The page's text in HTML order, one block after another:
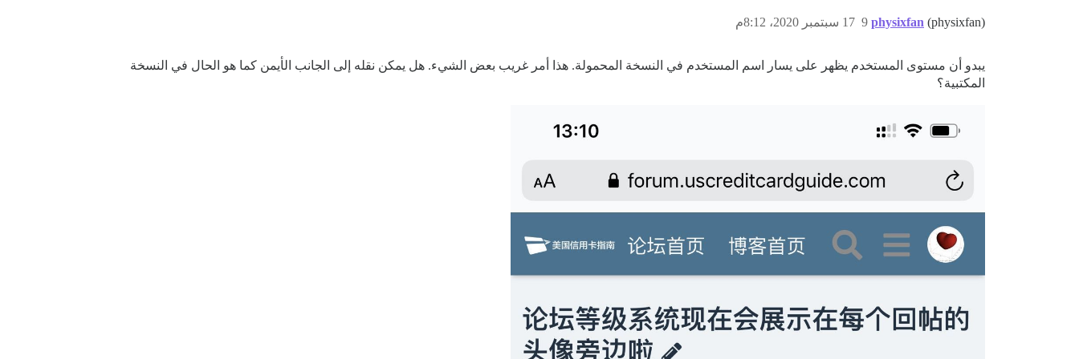
physixfan (physixfan) 17 سبتمبر 2020، 8:12م 9
يبدو أن مستوى المستخدم يظهر على يسار اسم المستخدم في النسخة المحمولة. هذا أمر غريب بعض الشيء. هل يمكن نقله إلى الجانب الأيمن كما هو الحال في النسخة
المكتبية؟